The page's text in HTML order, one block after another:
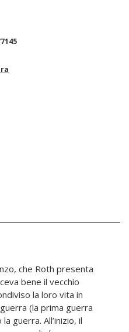
che Roth presenta
bene il vecchio
la loro vita in
(la prima guerra
guerra. All’inizio, il